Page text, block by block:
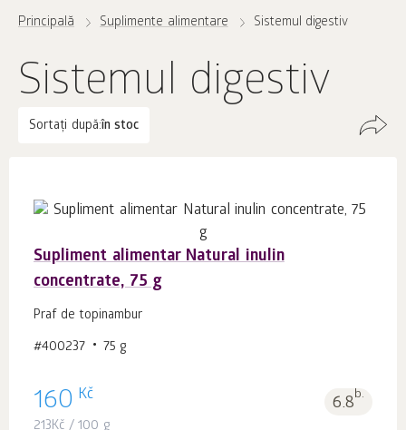
Principală Suplimente alimentare Sistemul digestiv
Sistemul digestiv
Sortați după:în stoc
Supliment alimentar Natural inulin
concentrate, 75 g
Praf de topinambur
#400237 75 g
160 Kč 6.8b.